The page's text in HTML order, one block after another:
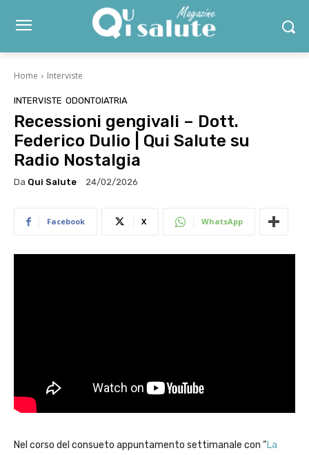
Home Interviste
INTERVISTE ODONTOIATRIA
Recessioni gengivali – Dott.
Federico Dulio | Qui Salute su
Radio Nostalgia
Da Qui Salute 24/02/2026
Facebook X WhatsApp
Nel corso del consueto appuntamento settimanale con “La